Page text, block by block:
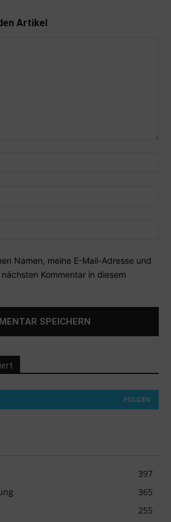
Artikel
Namen, meine E-Mail-Adresse und
Kommentar in diesem
FOLGEN
397
365
255